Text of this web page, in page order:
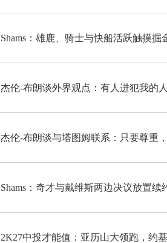
Shams：雄鹿、骑士与快船活跃触摸
杰伦-布朗谈外界观点：有人进犯我的
杰伦-布朗谈与塔图姆联系：只要尊重
Shams：奇才与戴维斯两边决议放置
2K27中投才能值：亚历山大领跑，约